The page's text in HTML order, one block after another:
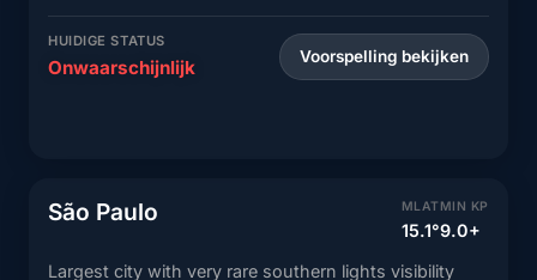
HUIDIGE STATUS
Onwaarschijnlijk Voorspelling bekijken
São Paulo MLAT
15.1°
MIN KP
9.0+
Largest city with very rare southern lights visibility